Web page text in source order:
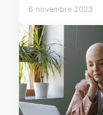
6 novembre 2023